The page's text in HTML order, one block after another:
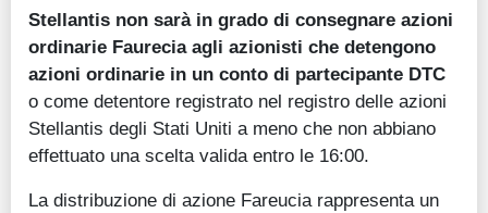
Stellantis non sarà in grado di consegnare azioni
ordinarie Faurecia agli azionisti che detengono
azioni ordinarie in un conto di partecipante DTC
o come detentore registrato nel registro delle azioni
Stellantis degli Stati Uniti a meno che non abbiano
effettuato una scelta valida entro le 16:00.
La distribuzione di azione Fareucia rappresenta un